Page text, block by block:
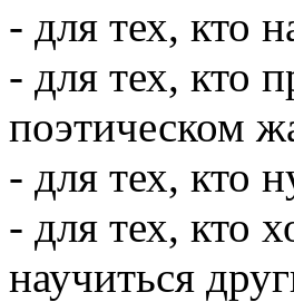
- для тех, кто
- для тех, кто
поэтическом
- для тех, кто
- для тех, кто
научиться